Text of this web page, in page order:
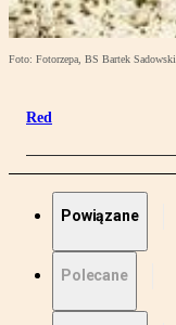
Foto: Fotorzepa, BS Bartek Sadowski
Red
Powiązane
Polecane